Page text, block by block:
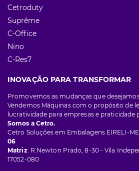
Cetroduty
Suprême
C-Office
Nino
C-Res7
INOVAÇÃO PARA TRANSFORMAR
Promovemos as mudanças que
Vendemos Máquinas com o propósito de
lucratividade para empresas e praticidade
Somos a Cetro.
Cetro Soluções em Embalagens EIRELI-ME
06
Matriz: R.Newton Prado, 8-30 - Vila
17052-080